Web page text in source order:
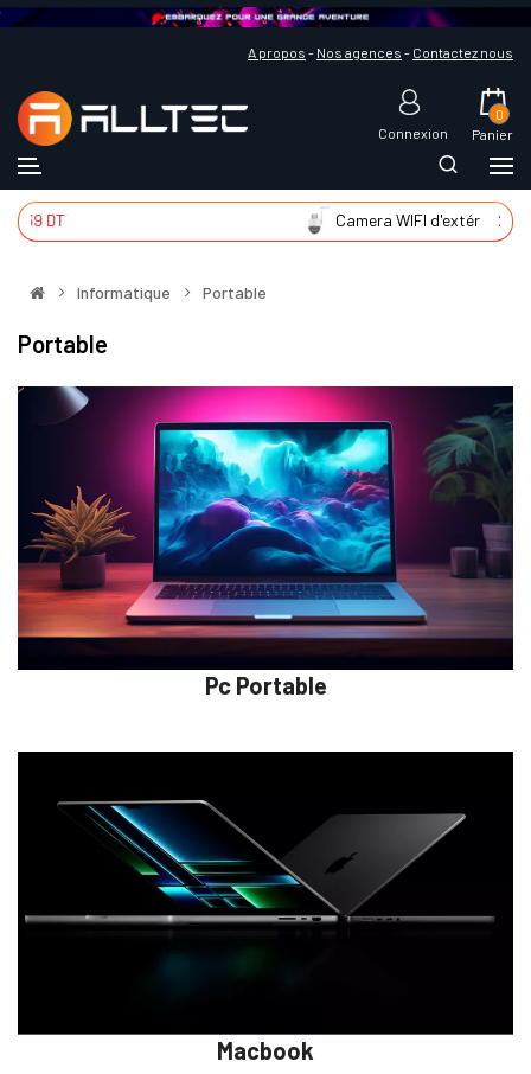
A propos - Nos agences - Contactez nous
Connexion Panier
0
Camera WIFI d'extér 225 DT
Informatique Portable
Portable
Pc Portable
Macbook